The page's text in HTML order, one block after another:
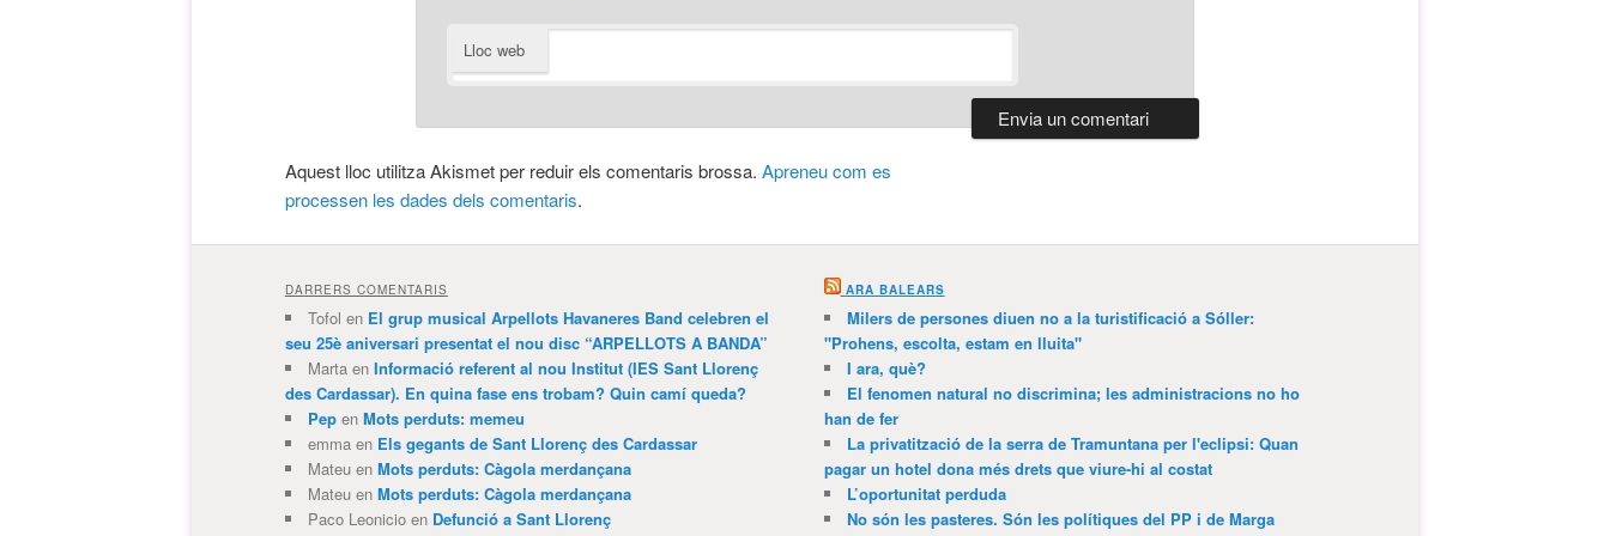
Lloc web
Aquest lloc utilitza Akismet per reduir els comentaris brossa. Apreneu com es
processen les dades dels comentaris.
DARRERS COMENTARIS
Tofol en El grup musical Arpellots Havaneres Band celebren el
seu 25è aniversari presentat el nou disc “ARPELLOTS A BANDA”
Martaen Informació referent al nou Institut (IES Sant Llorenç
des Cardassar). En quina fase ens trobam? Quin camí queda?
Pepen Mots perduts: memeu
emmaen Els gegants de Sant Llorenç des Cardassar
Mateuen Mots perduts: Càgola merdançana
Mateuen Mots perduts: Càgola merdançana
Paco Leonicioen Defunció a Sant Llorenç
ARA BALEARS
Milers de persones diuen no a la turistificació a Sóller:
"Prohens, escolta, estam en lluita"
I ara, què?
El fenomen natural no discrimina; les administracions no ho
han de fer
La privatització de la serra de Tramuntana per l'eclipsi: Quan
pagar un hotel dona més drets que viure-hi al costat
L’oportunitat perduda
No són les pasteres. Són les polítiques del PP i de Marga